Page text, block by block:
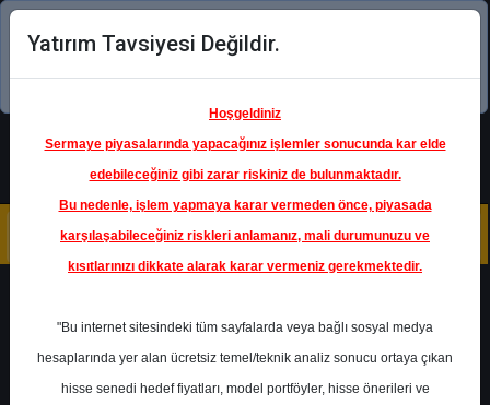
Şimdi uygulamayı indirin!
Yatırım Tavsiyesi Değildir.
Hoşgeldiniz
Sermaye piyasalarında yapacağınız işlemler sonucunda kar elde
edebileceğiniz gibi zarar riskiniz de bulunmaktadır.
Bu nedenle, işlem yapmaya karar vermeden önce, piyasada
karşılaşabileceğiniz riskleri anlamanız, mali durumunuzu ve
kısıtlarınızı dikkate alarak karar vermeniz gerekmektedir.
"Bu internet sitesindeki tüm sayfalarda veya bağlı sosyal medya
hesaplarında yer alan ücretsiz temel/teknik analiz sonucu ortaya çıkan
hisse senedi hedef fiyatları, model portföyler, hisse önerileri ve